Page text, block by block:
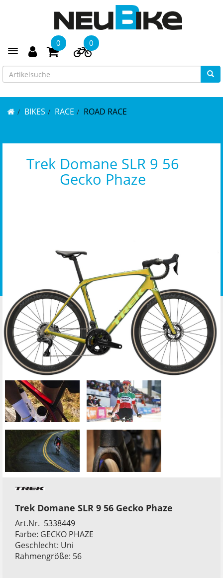
Toggle navigation
0 0
BIKES RACE ROAD RACE
Trek Domane SLR 9 56
Gecko Phaze
Trek Domane SLR 9 56 Gecko Phaze
Art.Nr. 5338449
Farbe: GECKO PHAZE
Geschlecht: Uni
Rahmengröße: 56